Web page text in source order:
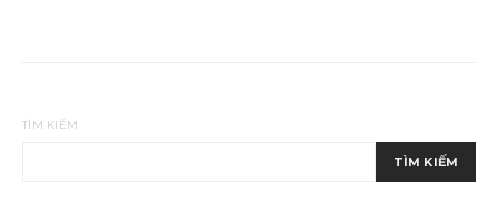
TÌM KIẾM
TÌM KIẾM